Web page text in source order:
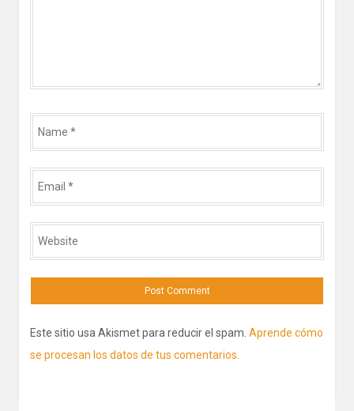
*
*
Este sitio usa Akismet para reducir el spam. Aprende cómo
se procesan los datos de tus comentarios.